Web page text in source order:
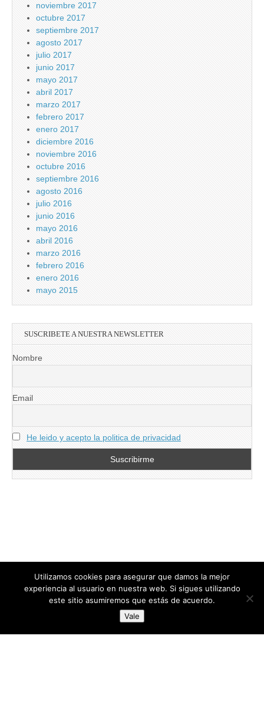
noviembre 2017
octubre 2017
septiembre 2017
agosto 2017
julio 2017
junio 2017
mayo 2017
abril 2017
marzo 2017
febrero 2017
enero 2017
diciembre 2016
noviembre 2016
octubre 2016
septiembre 2016
agosto 2016
julio 2016
junio 2016
mayo 2016
abril 2016
marzo 2016
febrero 2016
enero 2016
mayo 2015
SUSCRIBETE A NUESTRA NEWSLETTER
Nombre
Email
He leido y acepto la politica de privacidad
directoresdeseguridad.es
Diseñado por Centro Andaluz de Estudios y Entrenamiento
Utilizamos cookies para asegurar que damos la mejor
experiencia al usuario en nuestra web. Si sigues utilizando
este sitio asumiremos que estás de acuerdo.
Vale